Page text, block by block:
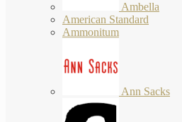
Ambella
American Standard
Ammonitum
Ann Sacks